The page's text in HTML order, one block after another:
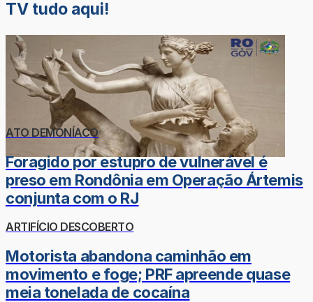
TV tudo aqui!
ATO DEMONÍACO
Foragido por estupro de vulnerável é
preso em Rondônia em Operação Ártemis
conjunta com o RJ
ARTIFÍCIO DESCOBERTO
Motorista abandona caminhão em
movimento e foge; PRF apreende quase
meia tonelada de cocaína